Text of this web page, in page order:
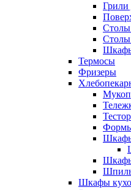
Грили
Столы
Столы
Термосы
Фризеры
Шкафы